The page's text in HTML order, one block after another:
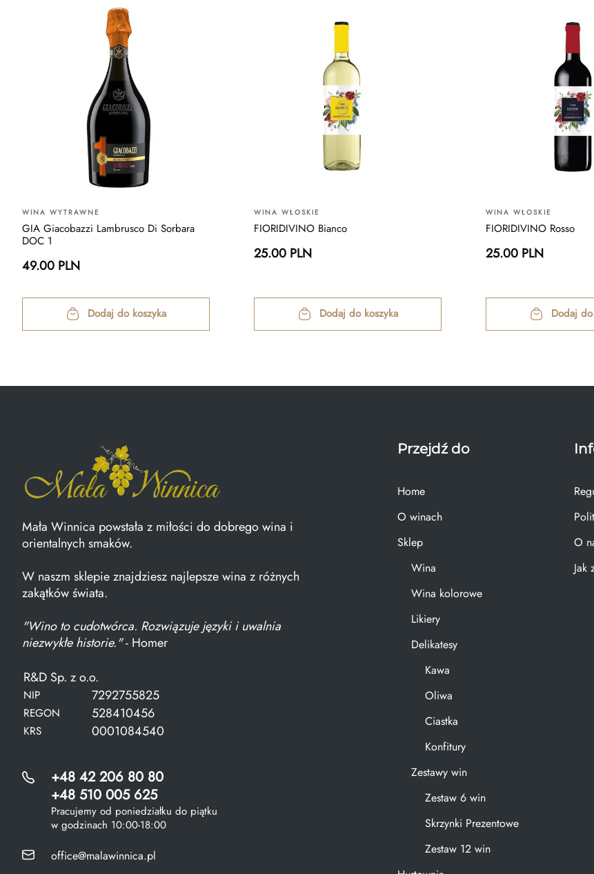
WINA WYTRAWNE
GIA Giacobazzi Lambrusco Di Sorbara
DOC 1
49.00 PLN
Dodaj do koszyka
WINA WŁOSKIE
FIORIDIVINO Bianco
25.00 PLN
Dodaj do koszyka
WINA WŁOSKIE
FIORIDIVINO Rosso
25.00 PLN
Dodaj
Mała Winnica powstała z miłości do dobrego wina i
orientalnych smaków.
W naszm sklepie znajdziesz najlepsze wina z różnych
zakątków świata.
"Wino to cudotwórca. Rozwiązuje języki i uwalnia
niezwykłe historie."- Homer
R&D Sp. z o.o.
NIP 7292755825
REGON 528410456
KRS 0001084540
+48 42 206 80 80
+48 510 005 625
Pracujemy od poniedziałku do piątku
w godzinach 10:00-18:00
office@malawinnica.pl
Przejdź do
Home
O winach
Sklep
Wina
Wina kolorowe
Likiery
Delikatesy
Kawa
Oliwa
Ciastka
Konfitury
Zestawy win
Zestaw 6 win
Skrzynki Prezentowe
Zestaw 12 win
O
Jak